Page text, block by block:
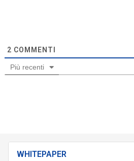
2 COMMENTI
Più recenti
WHITEPAPER